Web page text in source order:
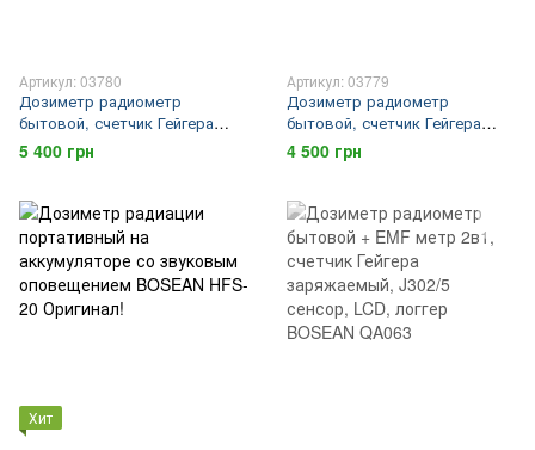
Артикул: 03780
Дозиметр радиометр
бытовой, счетчик Гейгера
заряжаемый, GM сенсор,
цветной LCD, логгер BOSEAN
5 400 грн
Артикул: 03779
Дозиметр радиометр
бытовой, счетчик Гейгера
прибор для измерения
радиации BOSEAN FS-600
4 500 грн
Хит